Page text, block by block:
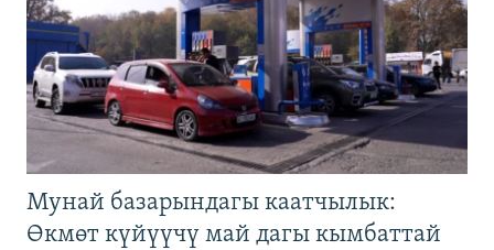
Мунай базарындагы каатчылык:
Өкмөт күйүүчү май дагы кымбаттай